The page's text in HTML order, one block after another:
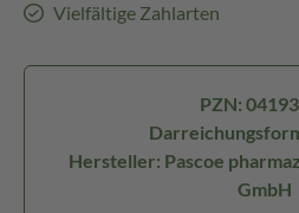
Vielfältige Zahlarten
PZN:
Hersteller: Pascoe
GmbH